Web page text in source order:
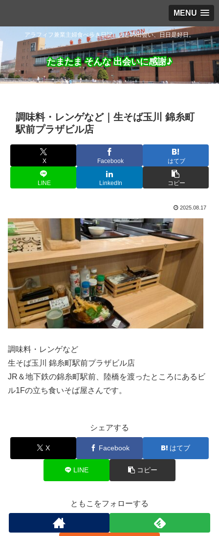
MENU
アラフィフ兼業主婦食べ歩き日記。人との出会い、日日是好日。
たまたま そんな 出会いに感謝♪
調味料・レンゲなど｜生そば玉川 錦糸町
駅前プラザビル店
X Facebook はてブ
LINE LinkedIn コピー
2025.08.17
調味料・レンゲなど
生そば玉川 錦糸町駅前プラザビル店
JR＆地下鉄の錦糸町駅前、陸橋を渡ったところにあるビ
ル1Fの立ち食いそば屋さんです。
シェアする
X Facebook はてブ
LINE コピー
ともこをフォローする